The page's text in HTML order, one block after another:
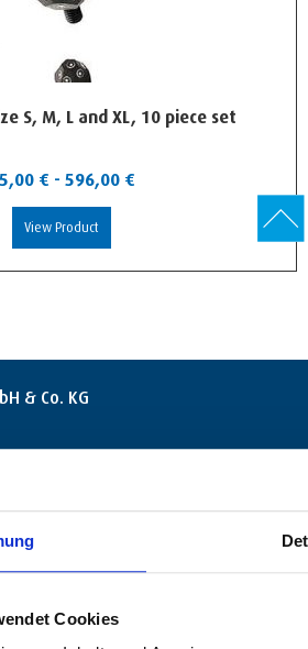
Cookies
S, M, L and XL, 10 piece set
€ - 596,00 €
View Product
& Co. KG